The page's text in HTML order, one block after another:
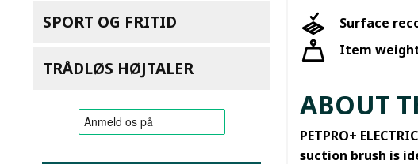
SPORT OG FRITID
TRÅDLØS HØJTALER
Surface
Item
ABOUT
PETPRO+
suction brush is